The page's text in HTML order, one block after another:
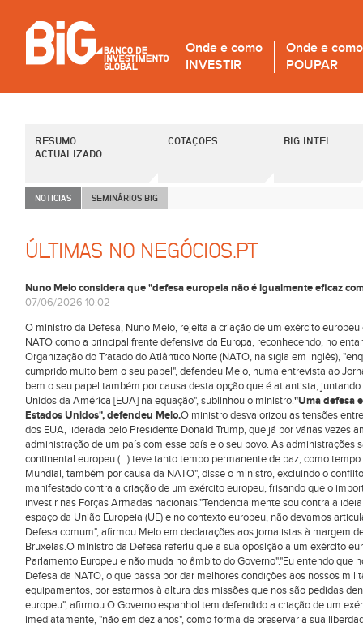
Onde e como
INVESTIR
Onde e como
POUPAR
RESUMO
ACTUALIZADO
COTAÇÕES BIG INTEL
NOTICIAS SEMINÁRIOS BiG
ÚLTIMAS NO NEGÓCIOS.PT
Nuno Melo considera que "defesa europeia não é igualmente eficaz
07/06/2026 10:02
O ministro da Defesa, Nuno Melo, rejeita a criação de um exército
NATO como a principal frente defensiva da Europa, reconhecendo, no
Organização do Tratado do Atlântico Norte (NATO, na sigla em inglês),
cumprido muito bem o seu papel", defendeu Melo, numa entrevista ao
bem o seu papel também por causa desta opção que é atlantista,
Unidos da América [EUA] na equação", sublinhou o ministro."Uma defesa
Estados Unidos", defendeu Melo.O ministro desvalorizou as tensões
dos EUA, liderada pelo Presidente Donald Trump, que já por várias vezes
administração de um país com esse país e o seu povo. As administrações
continental europeu (...) teve tanto tempo permanente de paz, como
Mundial, também por causa da NATO", disse o ministro, excluindo o
manifestado contra a criação de um exército europeu, frisando que o
investir nas Forças Armadas nacionais."Tendencialmente sou contra a
espaço da União Europeia (UE) e no contexto europeu, não devamos
Defesa comum", afirmou Melo em declarações aos jornalistas à margem
Bruxelas.O ministro da Defesa referiu que a sua oposição a um exército
Parlamento Europeu e não muda no âmbito do Governo"."Eu entendo que
Defesa da NATO, o que passa por dar melhores condições aos nossos
equipamentos, por estarmos à altura das missões que nos são pedidas
europeu", afirmou.O Governo espanhol tem defendido a criação de um
imediatamente, "não em dez anos", como forma de preservar a sua